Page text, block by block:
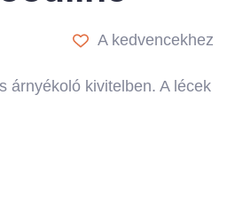
A kedvencekhez
árnyékoló kivitelben. A lécek